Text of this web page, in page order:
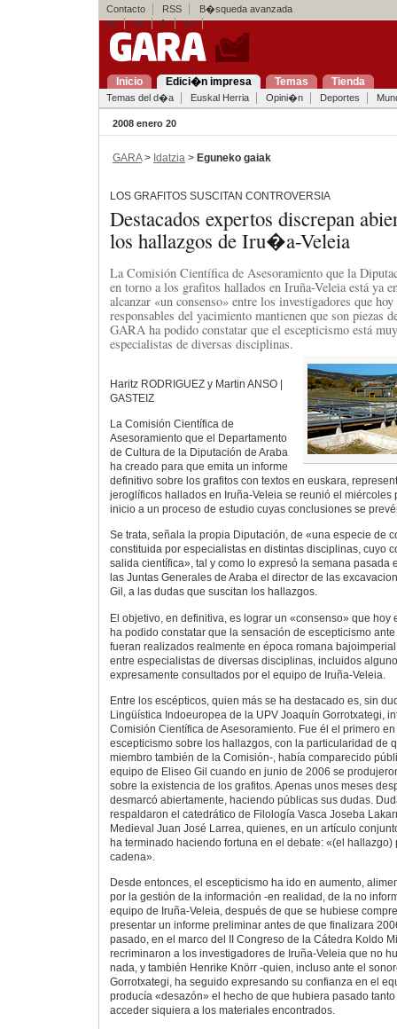
Contacto RSS
B�squeda avanzada
eu
es fr en
Inicio Edici�n impresa Temas Tienda
Temas del d�a Euskal Herria Opini�n Deportes
2008 enero 20
GARA> Idatzia > Eguneko gaiak
LOS GRAFITOS SUSCITAN CONTROVERSIA
Destacados expertos discrepan
los hallazgos de Iru�a-Veleia
La Comisión Científica de Asesoramiento que la
en torno a los grafitos hallados en Iruña-Veleia está ya
alcanzar «un consenso» entre los investigadores que
responsables del yacimiento mantienen que son piezas
GARA ha podido constatar que el escepticismo está
especialistas de diversas disciplinas.
Haritz RODRIGUEZ y Martin ANSO |
GASTEIZ
La Comisión Científica de
Asesoramiento que el Departamento
de Cultura de la Diputación de Araba
ha creado para que emita un informe
definitivo sobre los grafitos con textos en euskara,
jeroglíficos hallados en Iruña-Veleia se reunió el miércoles
inicio a un proceso de estudio cuyas conclusiones se
Se trata, señala la propia Diputación, de «una especie de
constituida por especialistas en distintas disciplinas, cuyo
salida científica», tal y como lo expresó la semana pasada
las Juntas Generales de Araba el director de las
Gil, a las dudas que suscitan los hallazgos.
El objetivo, en definitiva, es lograr un «consenso» que hoy
ha podido constatar que la sensación de escepticismo
fueran realizados realmente en época romana
entre especialistas de diversas disciplinas, incluidos
expresamente consultados por el equipo de Iruña-Veleia.
Entre los escépticos, quien más se ha destacado es, sin
Lingüística Indoeuropea de la UPV Joaquín Gorrotxategi,
Comisión Científica de Asesoramiento. Fue él el primero
escepticismo sobre los hallazgos, con la particularidad de
miembro también de la Comisión-, había comparecido
equipo de Eliseo Gil cuando en junio de 2006 se
sobre la existencia de los grafitos. Apenas unos meses
desmarcó abiertamente, haciendo públicas sus dudas.
respaldaron el catedrático de Filología Vasca Joseba
Medieval Juan José Larrea, quienes, en un artículo
ha terminado haciendo fortuna en el debate: «(el
cadena».
Desde entonces, el escepticismo ha ido en aumento,
por la gestión de la información -en realidad, de la no
equipo de Iruña-Veleia, después de que se hubiese
presentar un informe preliminar antes de que finalizara
pasado, en el marco del II Congreso de la Cátedra Koldo
recriminaron a los investigadores de Iruña-Veleia que no
nada, y también Henrike Knörr -quien, incluso ante el
Gorrotxategi, ha seguido expresando su confianza en el
producía «desazón» el hecho de que hubiera pasado
acceder siquiera a los materiales encontrados.